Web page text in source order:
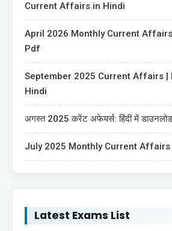
Current Affairs in Hindi
April 2026 Monthly Current
Pdf
September 2025 Current Affairs |
Hindi
अगस्त 2025 करेंट अफेयर्स: हिंदी में
July 2025 Monthly Current Affairs
Latest Exams List